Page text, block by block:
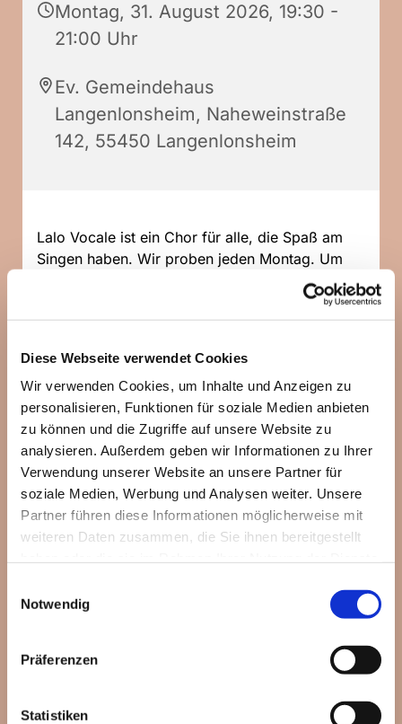
Diese Webseite verwendet Cookies
Wir verwenden Cookies, um Inhalte und Anzeigen zu
personalisieren, Funktionen für soziale Medien anbieten
zu können und die Zugriffe auf unsere Website zu
analysieren. Außerdem geben wir Informationen zu Ihrer
Verwendung unserer Website an unsere Partner für
soziale Medien, Werbung und Analysen weiter. Unsere
Partner führen diese Informationen möglicherweise mit
weiteren Daten zusammen, die Sie ihnen bereitgestellt
Notwendig
Präferenzen
Statistiken
Montag, 31. August 2026, 19:30 -
21:00 Uhr
Ev. Gemeindehaus
Langenlonsheim, Naheweinstraße
142, 55450 Langenlonsheim
Lalo Vocale ist ein Chor für alle, die Spaß am
Singen haben. Wir proben jeden Montag. Um
stattfindet, könnt Ihr gerne bei Sabine Hall
telefonisch nachfragen: 0176/20105323